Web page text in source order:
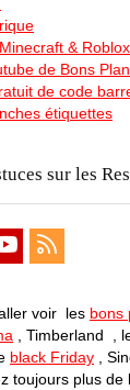
& Roblox
de Bons
de code
étiquettes
sur les
voir les bons
, Timberland ,
black Friday ,
toujours plus de